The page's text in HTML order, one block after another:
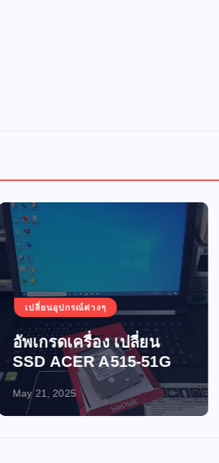
กรณ์ต่างๆ
ครื่อง เปลี่ยน
A515-51G
ติด
August